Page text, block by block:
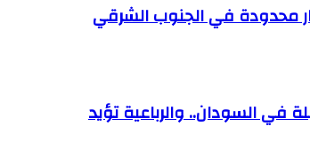
محدودة في الجنوب الشرقي
في السودان.. والرباعية تؤيد